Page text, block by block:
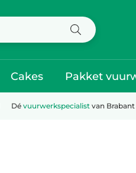
Cakes Pakket
Dé vuurwerkspecialistvan Brabant